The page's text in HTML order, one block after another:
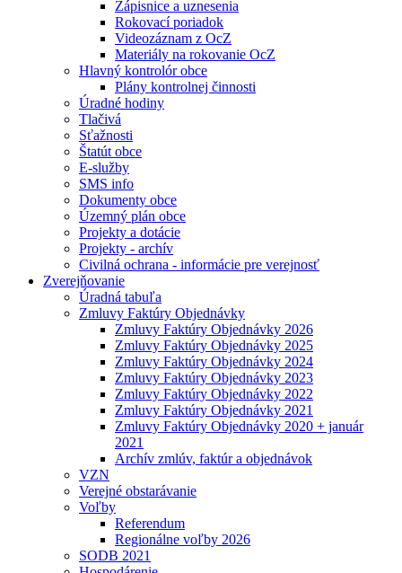
Zápisnice a uznesenia
Rokovací poriadok
Videozáznam z OcZ
Materiály na rokovanie OcZ
Hlavný kontrolór obce
Plány kontrolnej činnosti
Úradné hodiny
Tlačivá
Sťažnosti
Štatút obce
E-služby
SMS info
Dokumenty obce
Územný plán obce
Projekty a dotácie
Projekty - archív
Civilná ochrana - informácie pre verejnosť
Zverejňovanie
Úradná tabuľa
Zmluvy Faktúry Objednávky
Zmluvy Faktúry Objednávky 2026
Zmluvy Faktúry Objednávky 2025
Zmluvy Faktúry Objednávky 2024
Zmluvy Faktúry Objednávky 2023
Zmluvy Faktúry Objednávky 2022
Zmluvy Faktúry Objednávky 2021
Zmluvy Faktúry Objednávky 2020 + január
2021
Archív zmlúv, faktúr a objednávok
VZN
Verejné obstarávanie
Voľby
Referendum
Regionálne voľby 2026
SODB 2021